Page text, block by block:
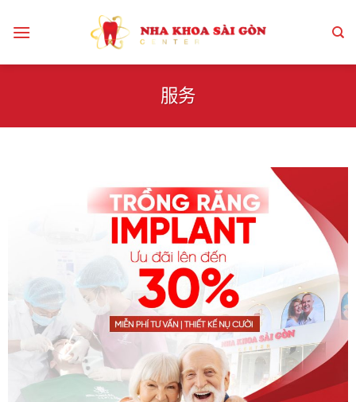
容
服务